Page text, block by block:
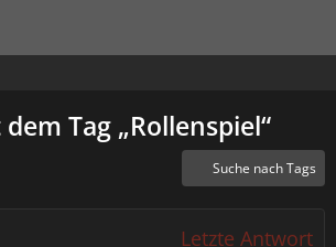
Tag „Rollenspiel“
Suche nach Tags
Letzte Antwort